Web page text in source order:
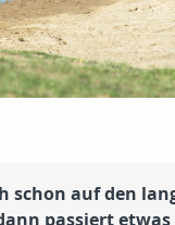
schon auf den
passiert